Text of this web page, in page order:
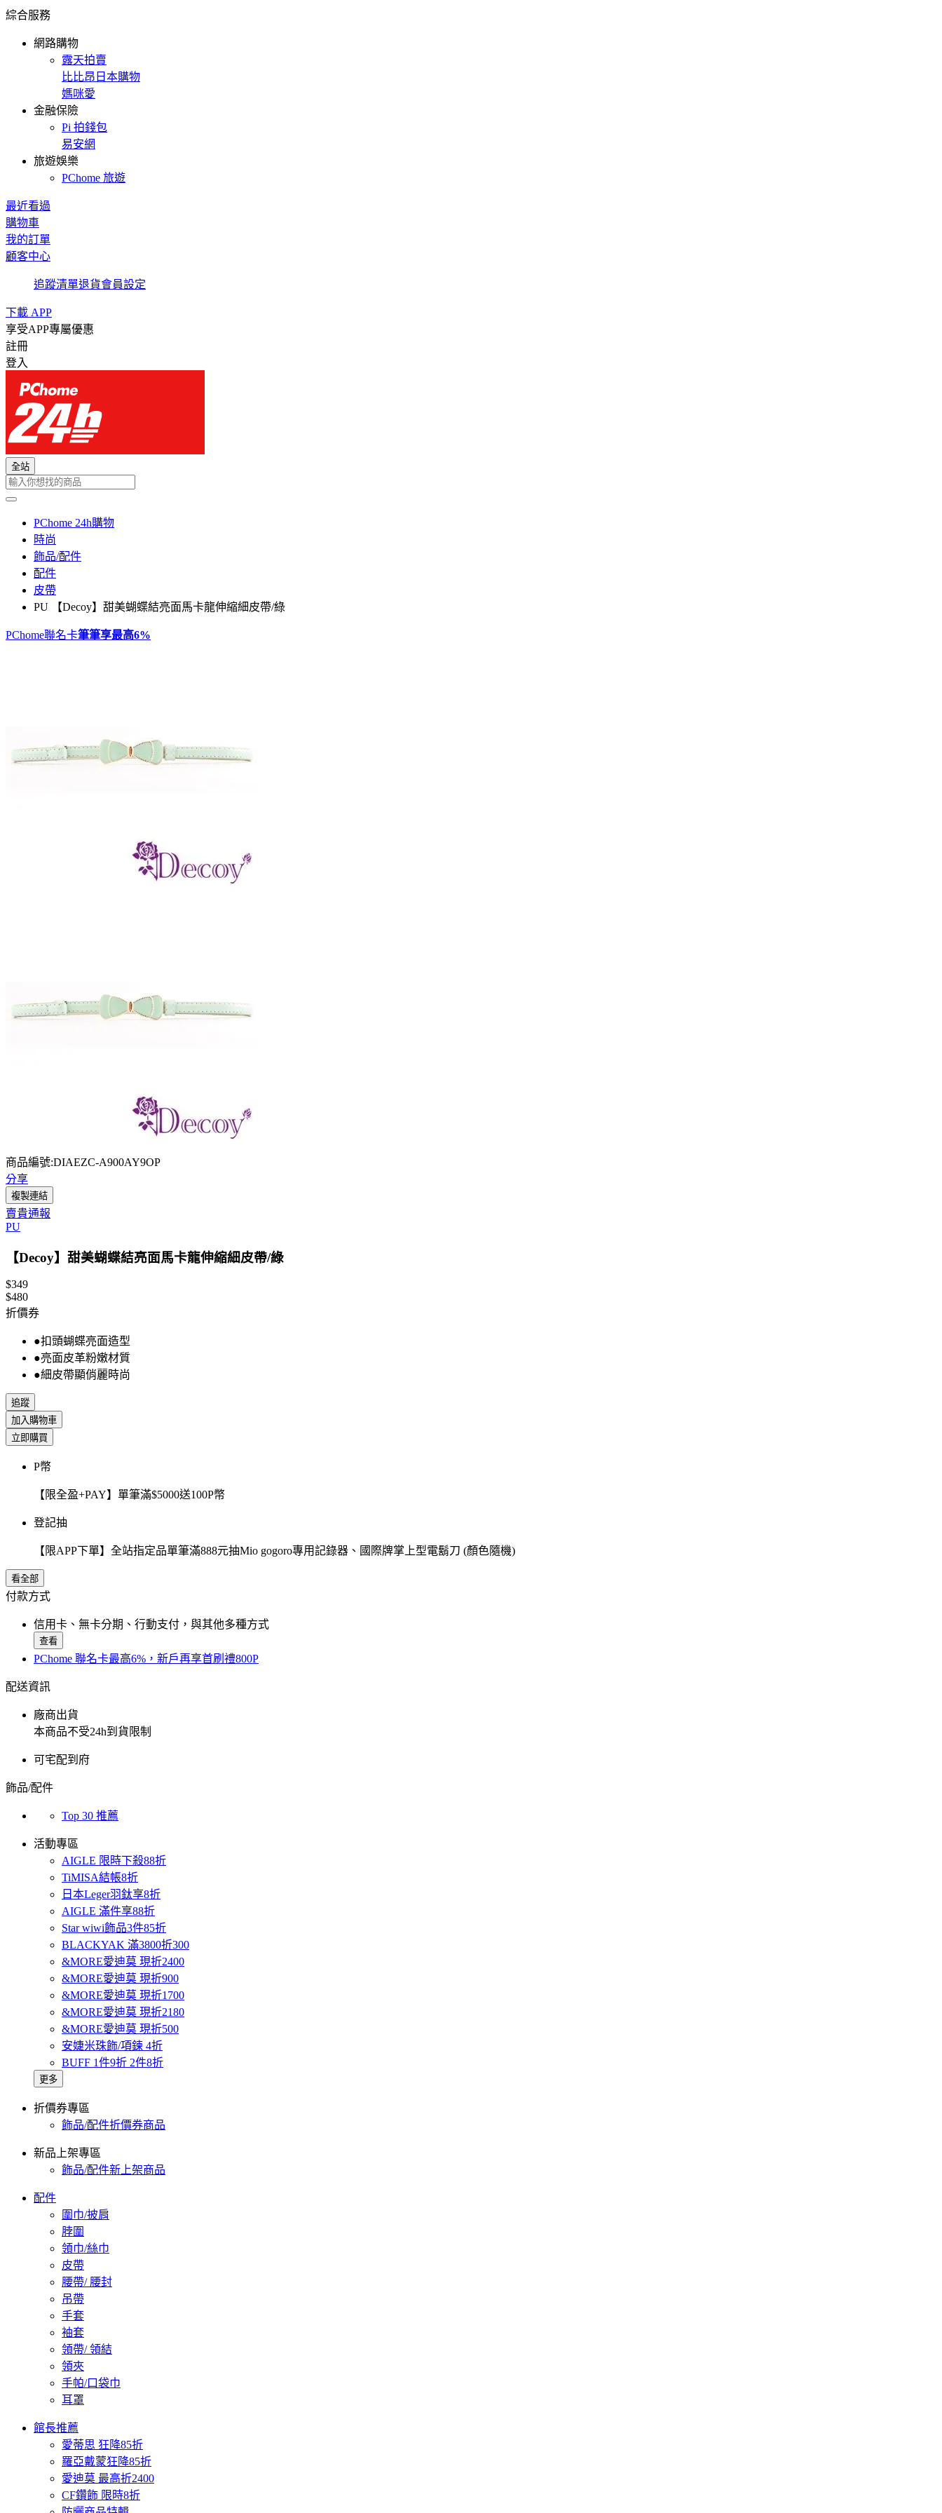
綜合服務
網路購物
露天拍賣
比比昂日本購物
媽咪愛
金融保險
Pi 拍錢包
易安網
旅遊娛樂
PChome 旅遊
最近看過
購物車
我的訂單
顧客中心
追蹤清單退貨會員設定
下載 APP
享受APP專屬優惠
註冊
登入
全站
PChome 24h購物
時尚
飾品/配件
配件
皮帶
PU 【Decoy】甜美蝴蝶結亮面馬卡龍伸縮細皮帶/綠
PChome聯名卡筆筆享最高6%
商品編號:DIAEZC-A900AY9OP
分享
複製連結
賣貴通報
PU
【Decoy】甜美蝴蝶結亮面馬卡龍伸縮細皮帶/綠
$349
$480
折價券
●扣頭蝴蝶亮面造型
●亮面皮革粉嫩材質
●細皮帶顯俏麗時尚
追蹤
加入購物車
立即購買
P幣
【限全盈+PAY】單筆滿$5000送100P幣
登記抽
【限APP下單】全站指定品單筆滿888元抽Mio gogoro專用記錄器、國際牌掌上型電鬍刀 (顏色隨機)
看全部
付款方式
信用卡、無卡分期、行動支付，與其他多種方式
查看
PChome 聯名卡最高6%，新戶再享首刷禮800P
配送資訊
廠商出貨
本商品不受24h到貨限制
可宅配到府
飾品/配件
Top 30 推薦
活動專區
AIGLE 限時下殺88折
TiMISA結帳8折
日本Leger羽鈦享8折
AIGLE 滿件享88折
Star wiwi飾品3件85折
BLACKYAK 滿3800折300
&MORE愛迪莫 現折2400
&MORE愛迪莫 現折900
&MORE愛迪莫 現折1700
&MORE愛迪莫 現折2180
&MORE愛迪莫 現折500
安婕米珠飾/項鍊 4折
BUFF 1件9折 2件8折
更多
折價券專區
飾品/配件折價券商品
新品上架專區
飾品/配件新上架商品
配件
圍巾/披肩
脖圍
領巾/絲巾
皮帶
腰帶/ 腰封
吊帶
手套
袖套
領帶/ 領結
領夾
手帕/口袋巾
耳罩
館長推薦
愛蒂思 狂降85折
羅亞戴蒙狂降85折
愛迪莫 最高折2400
CF鑽飾 限時8折